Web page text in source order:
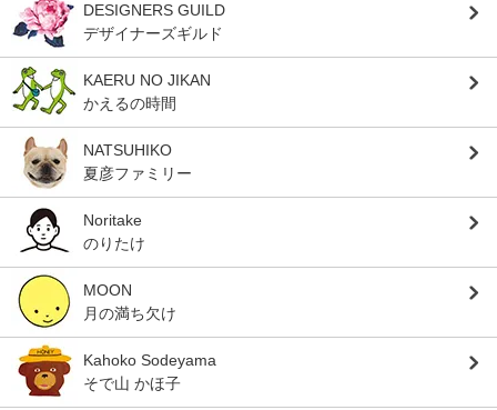
DESIGNERS GUILD
デザイナーズギルド
KAERU NO JIKAN
かえるの時間
NATSUHIKO
夏彦ファミリー
Noritake
のりたけ
MOON
月の満ち欠け
Kahoko Sodeyama
そで山 かほ子